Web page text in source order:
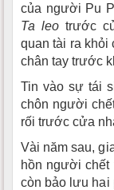
của người Pu
Ta leotrước
quan tài ra
chân tay trước
Tin vào sự tái
chôn người
rối trước cửa
Vài năm sau,
hồn người chết
còn bảo lưu hai